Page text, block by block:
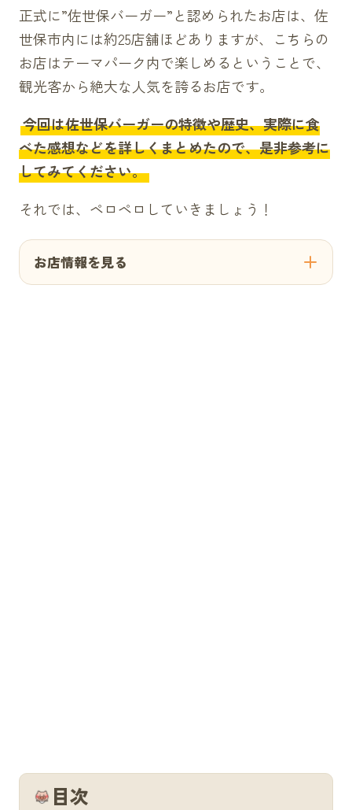
正式に”佐世保バーガー”と認められたお店は、佐
世保市内には約25店舗ほどありますが、こちらの
お店はテーマパーク内で楽しめるということで、
観光客から絶大な人気を誇るお店です。
今回は佐世保バーガーの特徴や歴史、実際に食
べた感想などを詳しくまとめたので、是非参考に
してみてください。
それでは、ペロペロしていきましょう！
お店情報を見る
目次